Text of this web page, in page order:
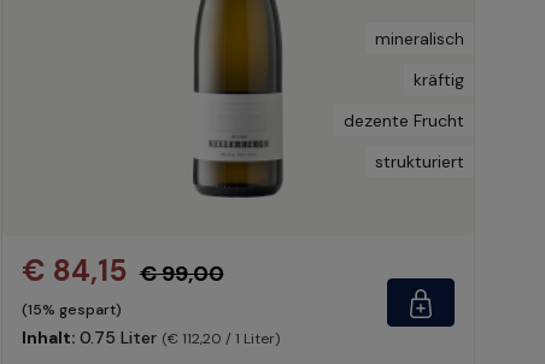
mineralisch
kräftig
dezente Frucht
strukturiert
€ 84,15 € 99,00
(15% gespart)
Inhalt: 0.75 Liter (€ 112,20 / 1 Liter)